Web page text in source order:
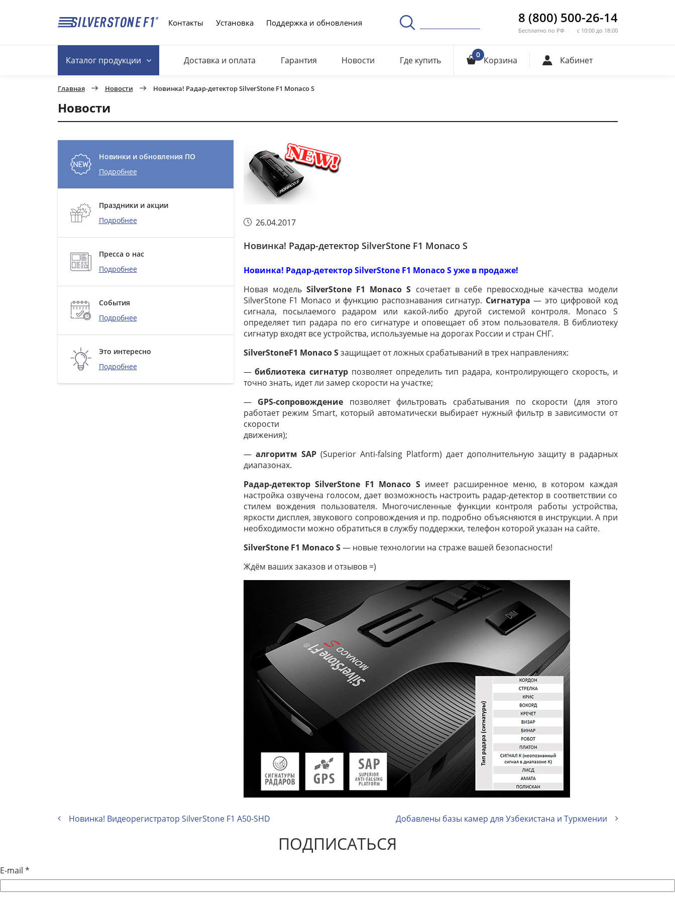
Контакты Установка Поддержка и обновления 8 (800) 500-26-14
Бесплатно по РФ с 10:00 до 18:00
Каталогпродукции Доставка и оплата Гарантия Новости Где купить 0 Корзина Кабинет
Главная Новости Новинка! Радар-детектор SilverStone F1 Monaco S
Новости
Новинки и обновления ПО
Подробнее
Праздники и акции
Подробнее
Пресса о нас
Подробнее
События
Подробнее
Это интересно
Подробнее
26.04.2017
Новинка! Радар-детектор SilverStone F1 Monaco S
Новинка! Радар-детектор SilverStone F1 Monaco S уже в продаже!
Новая модель SilverStone F1 Monaco S сочетает в себе превосходные качества модели
SilverStone F1 Monaco и функцию распознавания сигнатур. Сигнатура — это цифровой код
сигнала, посылаемого радаром или какой-либо другой системой контроля. Monaco S
определяет тип радара по его сигнатуре и оповещает об этом пользователя. В библиотеку
сигнатур входят все устройства, используемые на дорогах России и стран СНГ.
SilverStoneF1 Monaco Sзащищает от ложных срабатываний в трех направлениях:
—библиотека сигнатур позволяет определить тип радара, контролирующего скорость, и
точно знать, идет ли замер скорости на участке;
— GPS-сопровождение позволяет фильтровать срабатывания по скорости (для этого
работает режим Smart, который автоматически выбирает нужный фильтр в зависимости от
скорости
движения);
— алгоритм SAP(Superior Anti-falsing Platform) дает дополнительную защиту в радарных
диапазонах.
Радар-детектор SilverStone F1 Monaco Sимеет расширенное меню, в котором каждая
настройка озвучена голосом, дает возможность настроить радар-детектор в соответствии со
стилем вождения пользователя. Многочисленные функции контроля работы устройства,
яркости дисплея, звукового сопровождения и пр. подробно объясняются в инструкции. А при
необходимости можно обратиться в службу поддержки, телефон которой указан на сайте.
SilverStone F1 Monaco S— новые технологии на страже вашей безопасности!
Ждём ваших заказов и отзывов =)
Новинка! Видеорегистратор SilverStone F1 А50-SHD Добавлены базы камер для Узбекистана и Туркмении
ПОДПИСАТЬСЯ
E-mail *